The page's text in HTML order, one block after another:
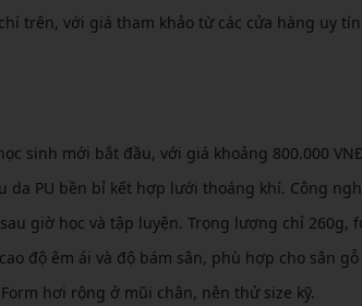
trên, với giá tham khảo từ các cửa hàng uy
sinh mới bắt đầu, với giá khoảng 800.000
PU bền bỉ kết hợp lưới thoáng khí. Công
giờ học và tập luyện. Trọng lượng chỉ 260g,
độ êm ái và độ bám sân, phù hợp cho sân
hơi rộng ở mũi chân, nên thử size kỹ.